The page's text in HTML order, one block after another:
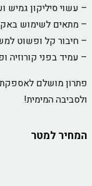
– עשוי סיליקון גמיש
– מתאים לשימוש
– חיבור קל ופשוט
– עמיד בפני קורוזיה
פתרון מושלם לאספקת
ולסביבה המימית!
המחיר למטר